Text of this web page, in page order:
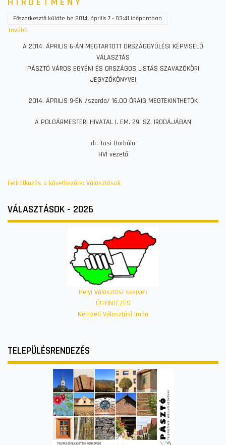
Főszerkesztő küldte be 2014, április 7 - 03:41 időpontban
Tovább
M
A 2014. ÁPRILIS 6-ÁN MEGTARTOTT ORSZÁGGYŰLÉSI KÉPVISELŐ
VÁLASZTÁS
PÁSZTÓ VÁROS EGYÉNI ÉS ORSZÁGOS LISTÁS SZAVAZÓKÖRI
JEGYZŐKÖNYVEI
2014. ÁPRILIS 9-ÉN /szerda/ 16.00 ÓRÁIG MEGTEKINTHETŐK
A POLGÁRMESTERI HIVATAL I. EM. 29. SZ. IRODÁJÁBAN
dr. Tasi Borbála
HVI vezető
Feliratkozás a következőre: Választások
VÁLASZTÁSOK - 2026
Helyi Választási szervek
ÜGYINTÉZÉS
Nemzeti Választási Iroda
TELEPÜLÉSRENDEZÉS